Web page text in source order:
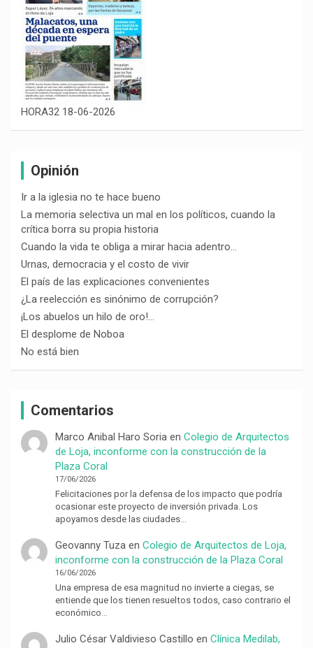
HORA32 18-06-2026
Opinión
Ir a la iglesia no te hace bueno
La memoria selectiva un mal en los políticos, cuando la
crítica borra su propia historia
Cuando la vida te obliga a mirar hacia adentro…
Urnas, democracia y el costo de vivir
El país de las explicaciones convenientes
¿La reelección es sinónimo de corrupción?
¡Los abuelos un hilo de oro!…
El desplome de Noboa
No está bien
Comentarios
Marco Anibal Haro Soriaen Colegio de Arquitectos
de Loja, inconforme con la construcción de la
Plaza Coral
17/06/2026
Felicitaciones por la defensa de los impacto que podría
ocasionar este proyecto de inversión privada. Los
apoyamos desde las ciudades…
Geovanny Tuzaen Colegio de Arquitectos de Loja,
inconforme con la construcción de la Plaza Coral
16/06/2026
Una empresa de esa magnitud no invierte a ciegas, se
entiende que los tienen resueltos todos, caso contrario el
económico…
Julio César Valdivieso Castillo en Clínica Medilab,